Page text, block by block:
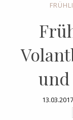
und
13.03.2017